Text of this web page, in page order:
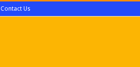
Contact Us